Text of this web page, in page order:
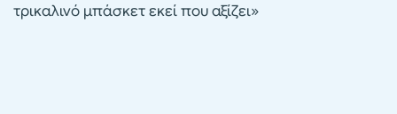
τρικαλινό μπάσκετ εκεί που αξίζει»